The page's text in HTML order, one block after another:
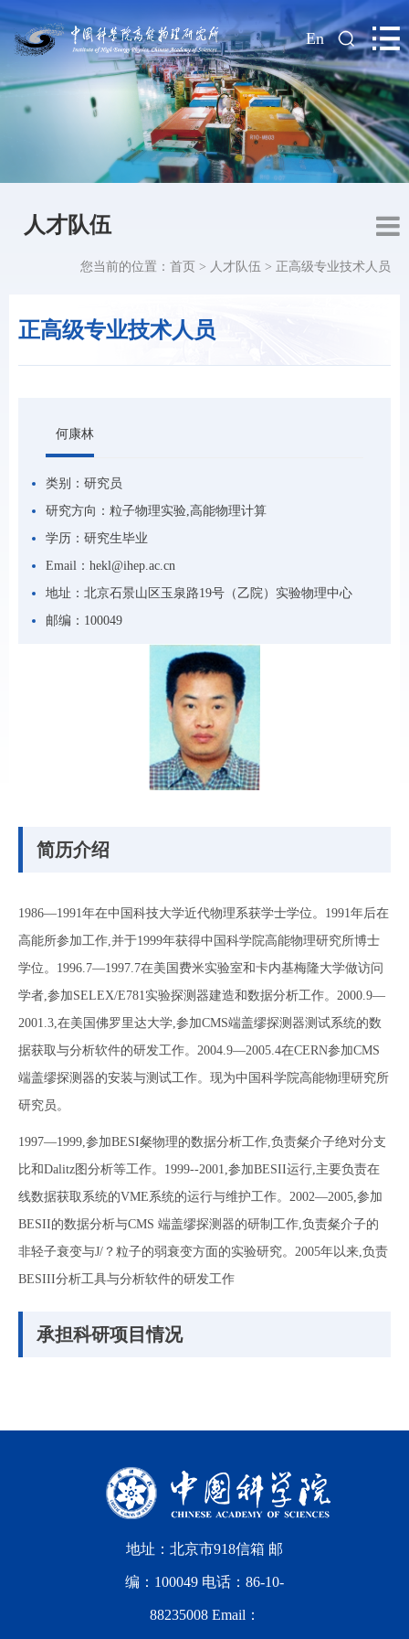
| En
人才队伍
正高级专业技术人员
您当前的位置： 首页 > 人才队伍 > 正高级专业技术人员
何康林
类别： 研究员
研究方向： 粒子物理实验,高能物理计算
学历： 研究生毕业
Email： hekl@ihep.ac.cn
地址： 北京石景山区玉泉路19号（乙院）实验物理中心
邮编： 100049
简历介绍
1986—1991年在中国科技大学近代物理系获学士学位。1991年后在
高能所参加工作,并于1999年获得中国科学院高能物理研究所博士
学位。1996.7—1997.7在美国费米实验室和卡内基梅隆大学做访问
学者,参加SELEX/E781实验探测器建造和数据分析工作。2000.9—
2001.3,在美国佛罗里达大学,参加CMS端盖缪探测器测试系统的数
据获取与分析软件的研发工作。2004.9—2005.4在CERN参加CMS
端盖缪探测器的安装与测试工作。现为中国科学院高能物理研究所
研究员。
1997—1999,参加BESI粲物理的数据分析工作,负责粲介子绝对分支
比和Dalitz图分析等工作。1999--2001,参加BESII运行,主要负责在
线数据获取系统的VME系统的运行与维护工作。2002—2005,参加
BESII的数据分析与CMS 端盖缪探测器的研制工作,负责粲介子的
非轻子衰变与J/？粒子的弱衰变方面的实验研究。2005年以来,负责
BESIII分析工具与分析软件的研发工作
承担科研项目情况
地址：北京市918信箱 邮
编：100049 电话：86-10-
88235008 Email：